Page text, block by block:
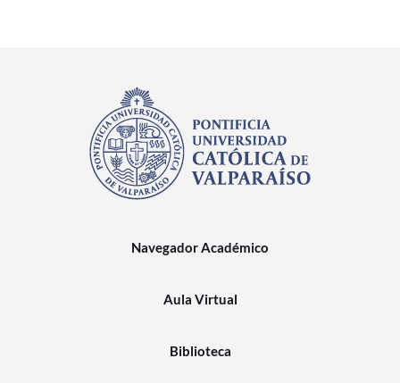
Navegador Académico
Aula Virtual
Biblioteca